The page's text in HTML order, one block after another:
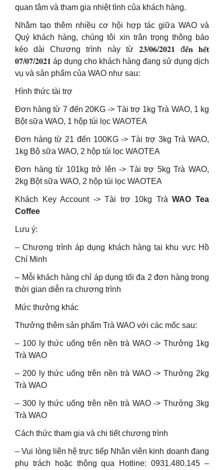
quan tâm và tham gia nhiệt tình của khách hàng.
Nhằm tạo thêm nhiều cơ hội hợp tác giữa WAO và
Quý khách hàng, chúng tôi xin trân trọng thông báo
kéo dài Chương trình này từ 𝟐𝟑/𝟎𝟔/𝟐𝟎𝟐𝟏 đ𝐞̂́𝐧 𝐡𝐞̂́𝐭
𝟎𝟕/𝟎𝟕/𝟐𝟎𝟐𝟏 áp dụng cho khách hàng đang sử dụng dịch
vụ và sản phẩm của WAO như sau:
Hình thức tài trợ
Đơn hàng từ 7 đến 20KG -> Tài trợ 1kg Trà WAO, 1 kg
Bột sữa WAO, 1 hộp túi lọc WAOTEA
Đơn hàng từ 21 đến 100KG -> Tài trợ 3kg Trà WAO,
1kg Bộ sữa WAO, 2 hộp túi lọc WAOTEA
Đơn hàng từ 101kg trở lên -> Tài trợ 5kg Trà WAO,
2kg Bột sữa WAO, 2 hộp túi lọc WAOTEA
Khách Key Account -> Tài trợ 10kg TràWAO Tea
Coffee
Lưu ý:
– Chương trình áp dụng khách hàng tại khu vực Hồ
Chí Minh
– Mỗi khách hàng chỉ áp dụng tối đa 2 đơn hàng trong
thời gian diễn ra chương trình
Mức thưởng khác
Thưởng thêm sản phẩm Trà WAO với các mốc sau:
– 100 ly thức uống trên nền trà WAO -> Thưởng 1kg
Trà WAO
– 200 ly thức uống trên nền trà WAO -> Thưởng 2kg
Trà WAO
– 300 ly thức uống trên nền trà WAO -> Thưởng 3kg
Trà WAO
Cách thức tham gia và chi tiết chương trình
– Vui lòng liên hệ trực tiếp Nhân viên kinh doanh đang
phụ trách hoặc thông qua Hotline: 0931.480.145 –